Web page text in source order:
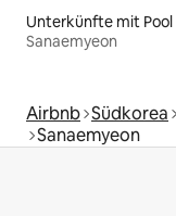
Unterkünfte mit Pool
Sanaemyeon
Airbnb Südkorea
Sanaemyeon